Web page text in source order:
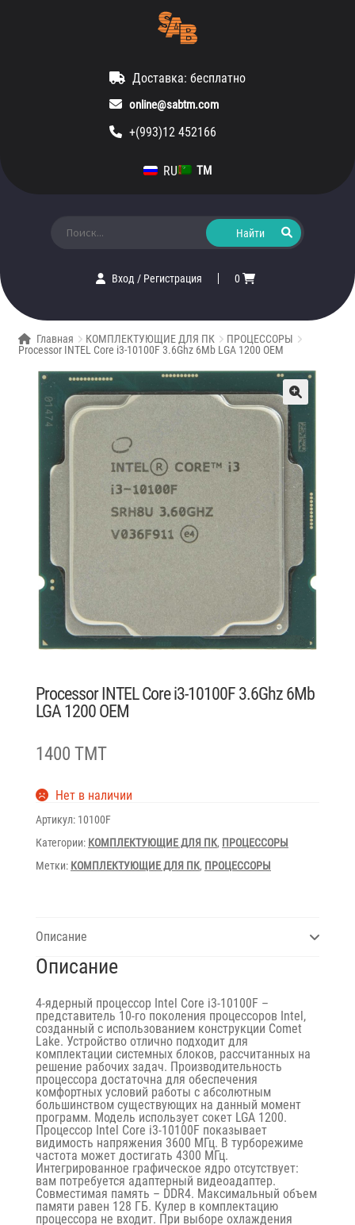
Доставка: бесплатно
online@sabtm.com
+(993)12 452166
RU TM
Вход/ Регистрация 0
Главная КОМПЛЕКТУЮЩИЕ ДЛЯ ПК
ПРОЦЕССОРЫ
Processor INTEL Core i3-10100F 3.6Ghz 6Mb LGA 1200 OEM
Processor INTEL Core i3-10100F 3.6Ghz 6Mb
LGA 1200 OEM
1400 TMT
Нет в наличии
Артикул: 10100F
Категории: КОМПЛЕКТУЮЩИЕ ДЛЯ ПК, ПРОЦЕССОРЫ
Метки: КОМПЛЕКТУЮЩИЕ ДЛЯ ПК, ПРОЦЕССОРЫ
Описание
Описание
4-ядерный процессор Intel Core i3-10100F –
представитель 10-го поколения процессоров Intel,
созданный с использованием конструкции Comet
Lake. Устройство отлично подходит для
комплектации системных блоков, рассчитанных на
решение рабочих задач. Производительность
процессора достаточна для обеспечения
комфортных условий работы с абсолютным
большинством существующих на данный момент
программ. Модель использует сокет LGA 1200.
Процессор Intel Core i3-10100F показывает
видимость напряжения 3600 МГц. В турборежиме
частота может достигать 4300 МГц.
Интегрированное графическое ядро ​​отсутствует:
вам потребуется адаптерный видеоадаптер.
Совместимая память – DDR4. Максимальный объем
памяти равен 128 ГБ. Кулер в комплектацию
процессора не входит. При выборе охлаждения